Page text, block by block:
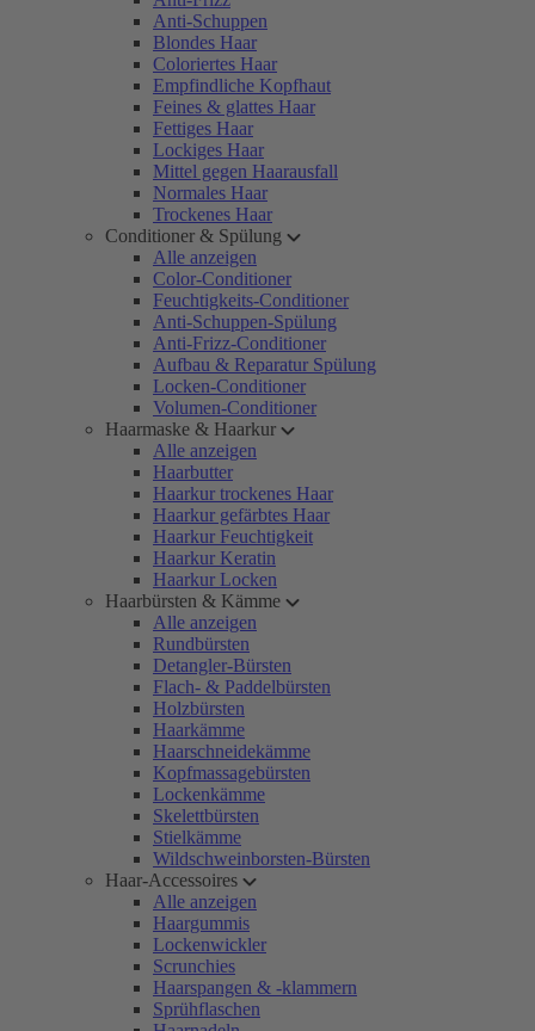
Anti-Schuppen
Blondes Haar
Coloriertes Haar
Empfindliche Kopfhaut
Feines & glattes Haar
Fettiges Haar
Lockiges Haar
Mittel gegen Haarausfall
Normales Haar
Trockenes Haar
Conditioner & Spülung
Alle anzeigen
Color-Conditioner
Feuchtigkeits-Conditioner
Anti-Schuppen-Spülung
Anti-Frizz-Conditioner
Aufbau & Reparatur Spülung
Locken-Conditioner
Volumen-Conditioner
Haarmaske & Haarkur
Alle anzeigen
Haarbutter
Haarkur trockenes Haar
Haarkur gefärbtes Haar
Haarkur Feuchtigkeit
Haarkur Keratin
Haarkur Locken
Haarbürsten & Kämme
Alle anzeigen
Rundbürsten
Detangler-Bürsten
Flach- & Paddelbürsten
Holzbürsten
Haarkämme
Haarschneidekämme
Kopfmassagebürsten
Lockenkämme
Skelettbürsten
Stielkämme
Wildschweinborsten-Bürsten
Haar-Accessoires
Alle anzeigen
Haargummis
Lockenwickler
Scrunchies
Haarspangen & -klammern
Sprühflaschen